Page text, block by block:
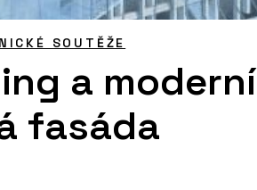
SOUTĚŽE
a moderní
fasáda